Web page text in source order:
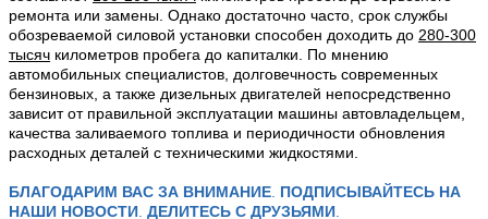
ремонта или замены. Однако достаточно часто, срок службы
обозреваемой силовой установки способен доходить до 280-300
тысяч километров пробега до капиталки. По мнению
автомобильных специалистов, долговечность современных
бензиновых, а также дизельных двигателей непосредственно
зависит от правильной эксплуатации машины автовладельцем,
качества заливаемого топлива и периодичности обновления
расходных деталей с техническими жидкостями.
БЛАГОДАРИМ ВАС ЗА ВНИМАНИЕ ПОДПИСЫВАЙТЕСЬ НА
НАШИ НОВОСТИ ДЕЛИТЕСЬ С ДРУЗЬЯМИ